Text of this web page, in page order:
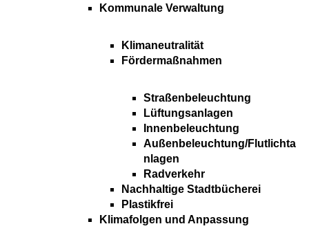
Kommunale Verwaltung
Klimaneutralität
Fördermaßnahmen
Straßenbeleuchtung
Lüftungsanlagen
Innenbeleuchtung
Außenbeleuchtung/Flutlichta
nlagen
Radverkehr
Nachhaltige Stadtbücherei
Plastikfrei
Klimafolgen und Anpassung